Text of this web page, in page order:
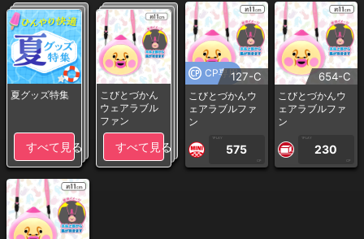
夏グッズ特集
すべて見る
こびとづかん
ウェアラブル
ファン
すべて見る
CP専用127-C
こびとづかんウ
ェアラブルファ
ン
1PLAY
575
CP
654-C
こびとづかんウ
ェアラブルファ
ン
1PLAY
230
CP